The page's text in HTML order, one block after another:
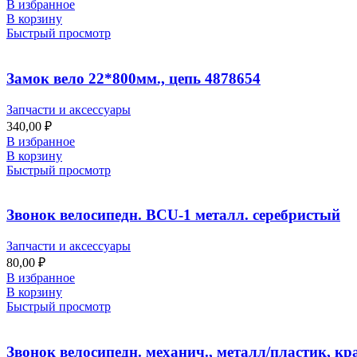
В избранное
В корзину
Быстрый просмотр
Замок вело 22*800мм., цепь 4878654
Запчасти и аксессуары
340,00 ₽
В избранное
В корзину
Быстрый просмотр
Звонок велосипедн. BCU-1 металл. серебристый
Запчасти и аксессуары
80,00 ₽
В избранное
В корзину
Быстрый просмотр
Звонок велосипедн. механич., металл/пластик,